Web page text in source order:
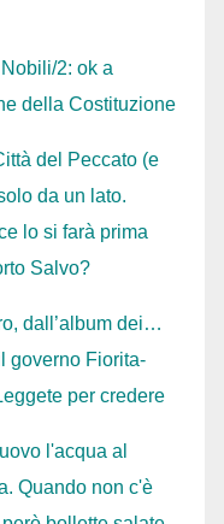
2: ok a
della Costituzione
del Peccato (e
da un lato.
lo si farà prima
Salvo?
dall’album dei…
governo Fiorita-
per credere
l'acqua al
Quando non c'è